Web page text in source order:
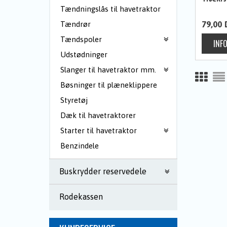
Tændningslås til havetraktor
Tændrør
Tændspoler
Udstødninger
Slanger til havetraktor mm.
Bøsninger til plæneklippere
Styretøj
Dæk til havetraktorer
Starter til havetraktor
Benzindele
Buskrydder reservedele
Rodekassen
79,00